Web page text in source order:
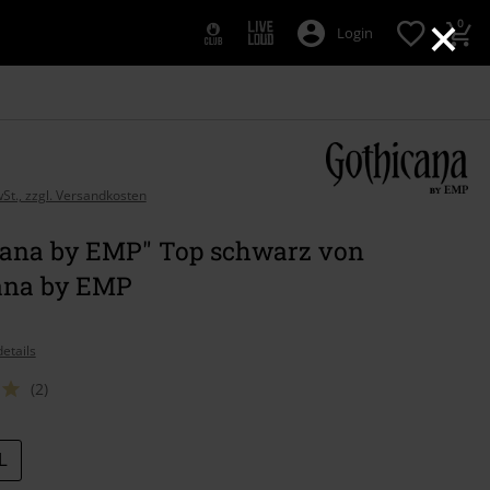
×
Login 0
zzgl. Versandkosten
by EMP" Top schwarz von
by EMP
(2)